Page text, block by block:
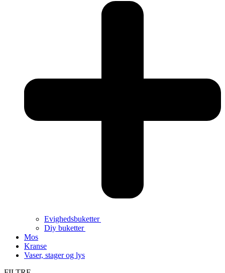
Evighedsbuketter
Diy buketter
Mos
Kranse
Vaser, stager og lys